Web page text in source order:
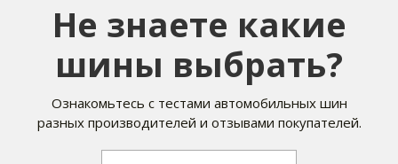
Не знаете какие
шины выбрать?
Ознакомьтесь с тестами автомобильных шин
разных производителей и отзывами покупателей.